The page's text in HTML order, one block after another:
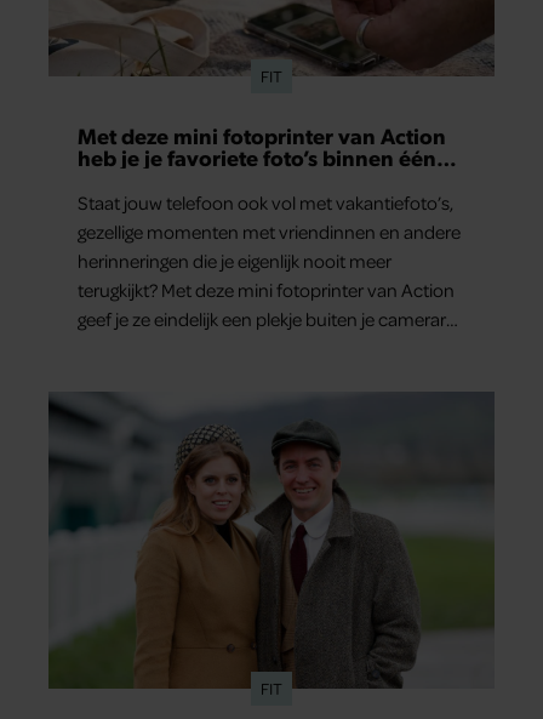
FIT
Met deze mini fotoprinter van Action
heb je je favoriete foto’s binnen één
Staat jouw telefoon ook vol met vakantiefoto’s,
gezellige momenten met vriendinnen en andere
herinneringen die je eigenlijk nooit meer
terugkijkt? Met deze mini fotoprinter van Action
geef je ze eindelijk een plekje buiten je camerarol.
FIT